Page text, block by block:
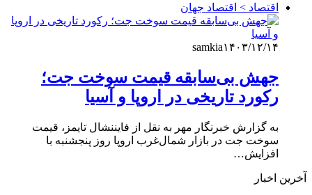
اقتصاد > اقتصاد جهان
samkia۱۴۰۳/۱۲/۱۴
جهش بی‌سابقه قیمت سوخت جت؛
رکورد تاریخی در اروپا و آسیا
به گزارش خبرنگار مهر به نقل از فایننشال تایمز، قیمت
سوخت جت در بازار شمال‌غرب اروپا روز پنجشنبه با
افزایش…
آخرین اخبار